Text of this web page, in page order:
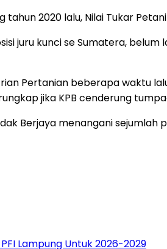
2020 lalu, Nilai Tukar
juru kunci se Sumatera,
Pertanian beberapa waktu
jika KPB cenderung
Berjaya menangani
Lampung Untuk 2026-2029